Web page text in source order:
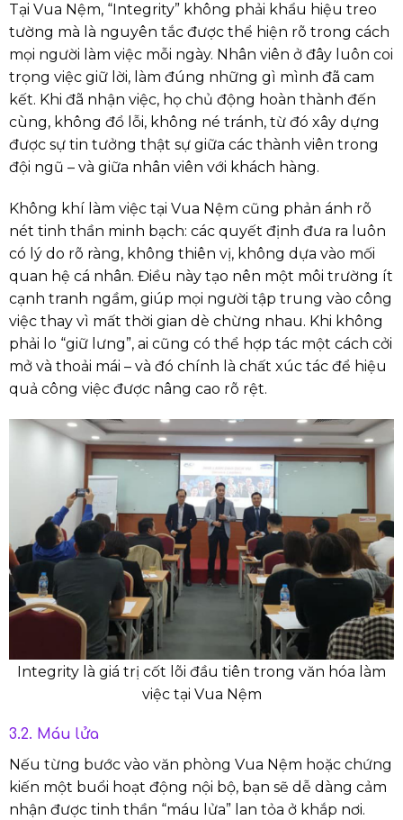
Tại Vua Nệm, “Integrity” không phải khẩu hiệu treo
tường mà là nguyên tắc được thể hiện rõ trong cách
mọi người làm việc mỗi ngày. Nhân viên ở đây luôn coi
trọng việc giữ lời, làm đúng những gì mình đã cam
kết. Khi đã nhận việc, họ chủ động hoàn thành đến
cùng, không đổ lỗi, không né tránh, từ đó xây dựng
được sự tin tưởng thật sự giữa các thành viên trong
đội ngũ – và giữa nhân viên với khách hàng.
Không khí làm việc tại Vua Nệm cũng phản ánh rõ
nét tinh thần minh bạch: các quyết định đưa ra luôn
có lý do rõ ràng, không thiên vị, không dựa vào mối
quan hệ cá nhân. Điều này tạo nên một môi trường ít
cạnh tranh ngầm, giúp mọi người tập trung vào công
việc thay vì mất thời gian dè chừng nhau. Khi không
phải lo “giữ lưng”, ai cũng có thể hợp tác một cách cởi
mở và thoải mái – và đó chính là chất xúc tác để hiệu
quả công việc được nâng cao rõ rệt.
Integrity là giá trị cốt lõi đầu tiên trong văn hóa làm
việc tại Vua Nệm
3.2. Máu lửa
Nếu từng bước vào văn phòng Vua Nệm hoặc chứng
kiến một buổi hoạt động nội bộ, bạn sẽ dễ dàng cảm
nhận được tinh thần “máu lửa” lan tỏa ở khắp nơi.